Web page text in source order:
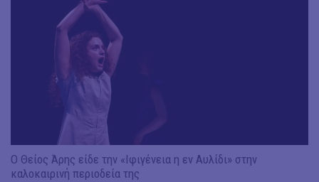
Ο Θείος Άρης είδε την «Ιφιγένεια η εν Αυλίδι» στην
καλοκαιρινή περιοδεία της